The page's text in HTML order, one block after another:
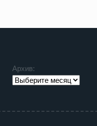
Архив: